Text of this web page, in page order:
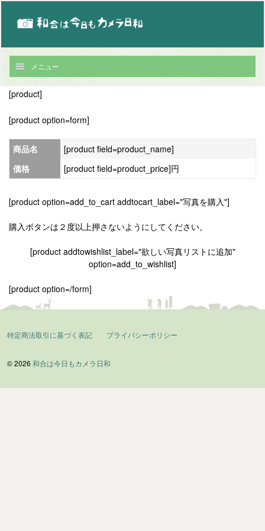
メニュー
[product]
[product option=form]
商品名
[product field=product_name]
価格
[product field=product_price]円
[product option=add_to_cart addtocart_label="写真を購入"]
購入ボタンは２度以上押さないようにしてください。
[product addtowishlist_label="欲しい写真リストに追加"
option=add_to_wishlist]
[product option=/form]
特定商法取引に基づく表記 プライバシーポリシー
© 2026 和合は今日もカメラ日和